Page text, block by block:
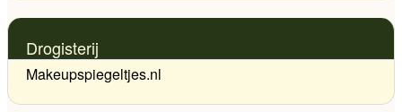
Drogisterij
Makeupspiegeltjes.nl